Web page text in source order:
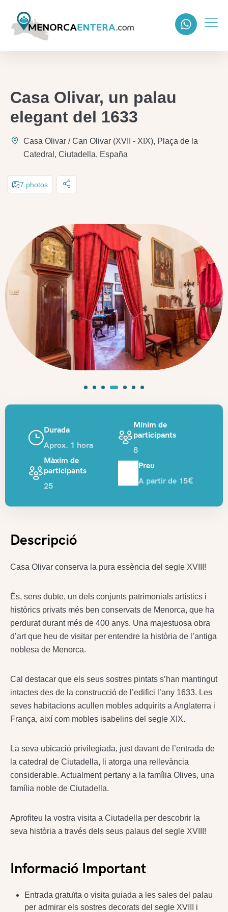
Casa Olivar, un palau
elegant del 1633
Casa Olivar / Can Olivar (XVII - XIX), Plaça de la
Catedral, Ciutadella, España
7 photos
Durada
Aprox. 1 hora
Mínim de
participants
8
Màxim de
participants
25
Preu
A partir de 15€
Descripció
Casa Olivar conserva la pura essència del segle XVIII!
És, sens dubte, un dels conjunts patrimonials artístics i
històrics privats més ben conservats de Menorca, que ha
perdurat durant més de 400 anys. Una majestuosa obra
d’art que heu de visitar per entendre la història de l’antiga
noblesa de Menorca.
Cal destacar que els seus sostres pintats s’han mantingut
intactes des de la construcció de l’edifici l’any 1633. Les
seves habitacions acullen mobles adquirits a Anglaterra i
França, així com mobles isabelins del segle XIX.
La seva ubicació privilegiada, just davant de l’entrada de
la catedral de Ciutadella, li atorga una rellevància
considerable. Actualment pertany a la família Olives, una
família noble de Ciutadella.
Aprofiteu la vostra visita a Ciutadella per descobrir la
seva història a través dels seus palaus del segle XVIII!
Informació Important
Entrada gratuïta o visita guiada a les sales del palau
per admirar els sostres decorats del segle XVIII i